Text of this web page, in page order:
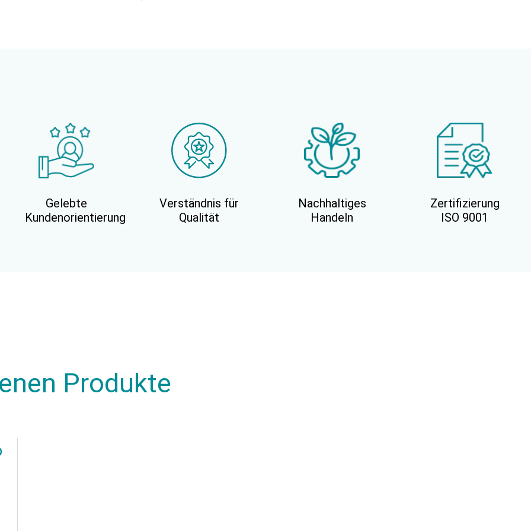
Gelebte
Kundenorientierung
Verständnis für
Qualität
Nachhaltiges
Handeln
Zertifizierung
ISO 9001
Produkte